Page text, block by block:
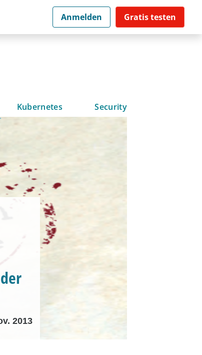
Anmelden Gratis testen
Kubernetes Security
2013